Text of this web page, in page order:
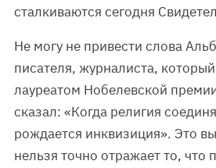
сталкиваются сегодня
Не могу не привести слова
писателя, журналиста,
лауреатом Нобелевской
сказал: «Когда религия
рождается инквизиция». Это
нельзя точно отражает то, что